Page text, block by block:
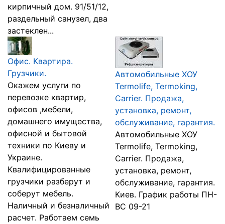
кирпичный дом. 91/51/12,
раздельный санузел, два
застеклен...
Офис. Квартира.
Грузчики.
Окажем услуги по
перевозке квартир,
офисов ,мебели,
домашнего имущества,
офисной и бытовой
техники по Киеву и
Украине.
Квалифицированные
грузчики разберут и
соберут мебель.
Наличный и безналичный
расчет. Работаем семь
Автомобильные ХОУ
Termolife, Termoking,
Carrier. Продажа,
установка, ремонт,
обслуживание, гарантия.
Автомобильные ХОУ
Termolife, Termoking,
Carrier. Продажа,
установка, ремонт,
обслуживание, гарантия.
Киев. График работы ПН-
ВС 09-21